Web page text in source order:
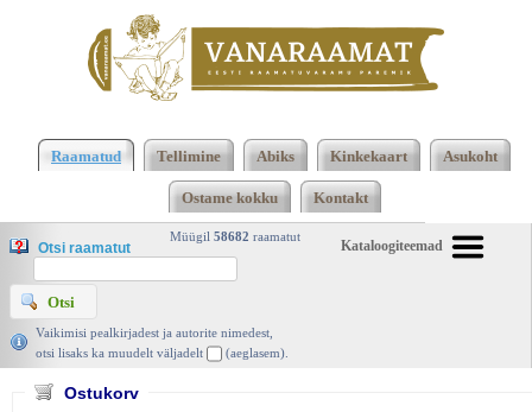
kuumalaine, Tiit Madisson, Matrix 2009 |
vanaraamat. ee
Raamatud Tellimine Abiks Kinkekaart Asukoht
Ostame kokku Kontakt
Kataloogiteemad
Müügil 58682 raamatut
Otsi raamatut
Vaikimisi pealkirjadest ja autorite nimedest,
otsi lisaks ka muudelt väljadelt
(aeglasem).
Ostukorv